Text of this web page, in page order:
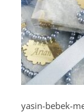
yasin-bebek-